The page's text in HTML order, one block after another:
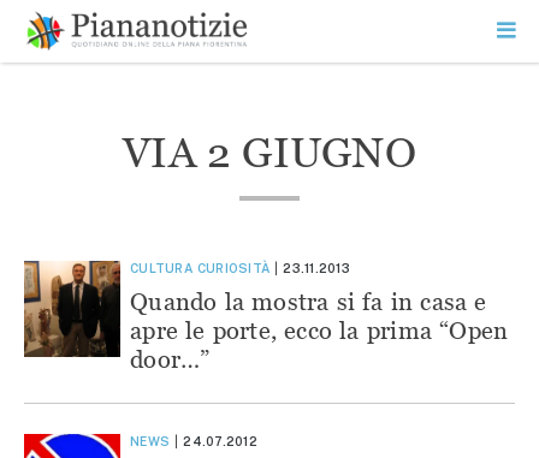
contenuto
SEARCH
VIA 2 GIUGNO
CULTURA CURIOSITÀ 23.11.2013
Quando la mostra si fa in casa e
apre le porte, ecco la prima “Open
door…”
NEWS 24.07.2012